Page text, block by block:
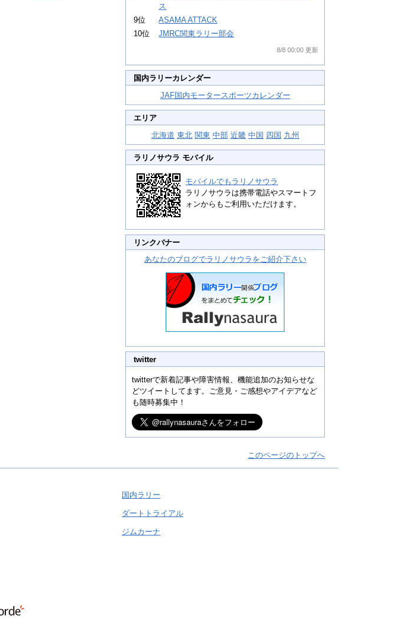
ス
9位
ASAMA ATTACK
10位
JMRC関東ラリー部会
8/8 00:00 更新
国内ラリーカレンダー
JAF国内モータースポーツカレンダー
エリア
北海道 東北 関東 中部 近畿 中国 四国 九州
ラリノサウラ モバイル
モバイルでもラリノサウラ
ラリノサウラは携帯電話やスマートフ
ォンからもご利用いただけます。
リンクバナー
あなたのブログでラリノサウラをご紹介下さい
twitter
twitterで新着記事や障害情報、機能追加のお知らせな
どツイートしてます。ご意見・ご感想やアイデアなど
も随時募集中！
このページのトップへ
国内ラリー
ダートトライアル
ジムカーナ